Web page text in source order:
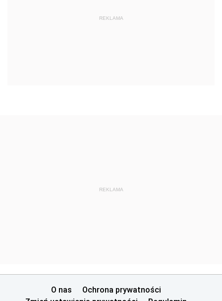
REKLAMA
REKLAMA
O nas
Ochrona prywatności